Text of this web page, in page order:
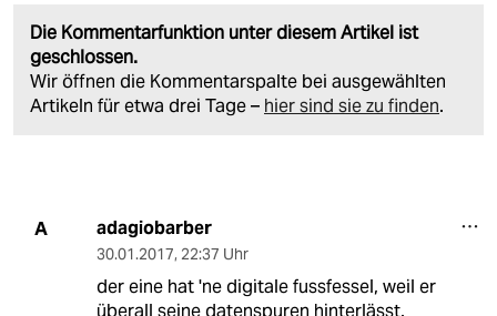
Die Kommentarfunktion unter diesem Artikel ist
geschlossen.
Wir öffnen die Kommentarspalte bei ausgewählten
Artikeln für etwa drei Tage – hier sind sie zu finden.
A adagiobarber
30.01.2017, 22:37 Uhr
der eine hat 'ne digitale fussfessel, weil er